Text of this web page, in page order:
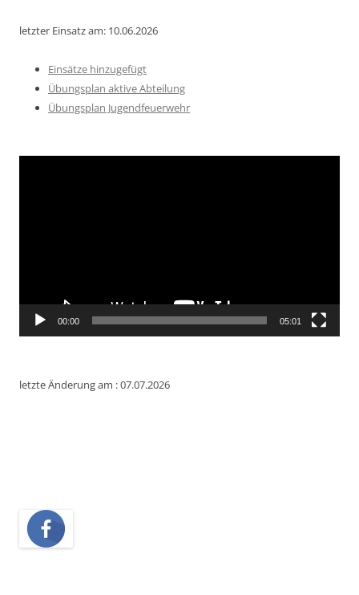
letzter Einsatz am: 10.06.2026
Einsätze hinzugefügt
Übungsplan aktive Abteilung
Übungsplan Jugendfeuerwehr
Video-
00:00 05:01
letzte Änderung am : 07.07.2026